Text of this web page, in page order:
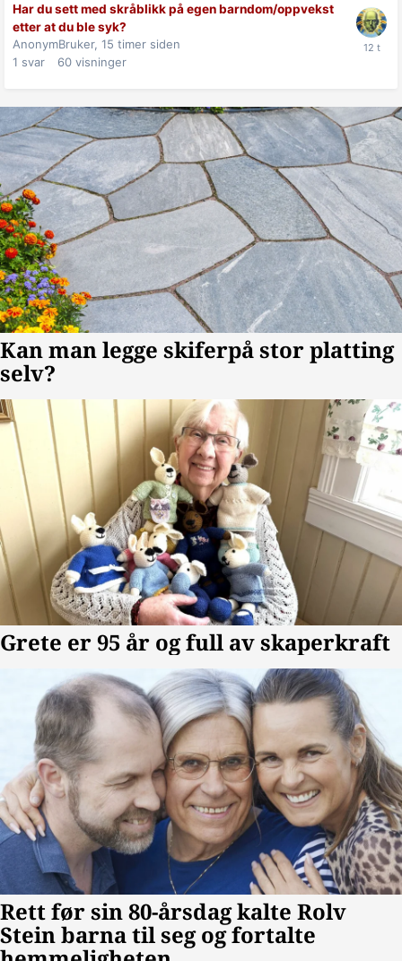
Har du sett med skråblikk på egen barndom/oppvekst
etter at du ble syk?
AnonymBruker, 15 timer siden
1 svar 60 visninger